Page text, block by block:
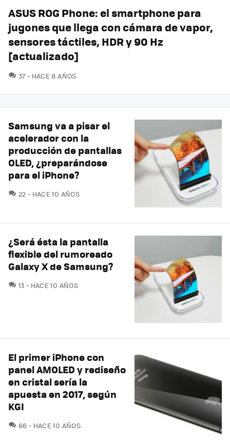
ASUS ROG Phone: el smartphone para
jugones que llega con cámara de vapor,
sensores táctiles, HDR y 90 Hz
[actualizado]
37COMENTARIOS
HACE 8 AÑOS
Samsung va a pisar el
acelerador con la
producción de pantallas
OLED, ¿preparándose
para el iPhone?
22 COMENTARIOS
HACE 10 AÑOS
¿Será ésta la pantalla
flexible del rumoreado
Galaxy X de Samsung?
13 COMENTARIOS
HACE 10 AÑOS
El primer iPhone con
panel AMOLED y rediseño
en cristal sería la
apuesta en 2017, según
KGI
66 COMENTARIOS
HACE 10 AÑOS